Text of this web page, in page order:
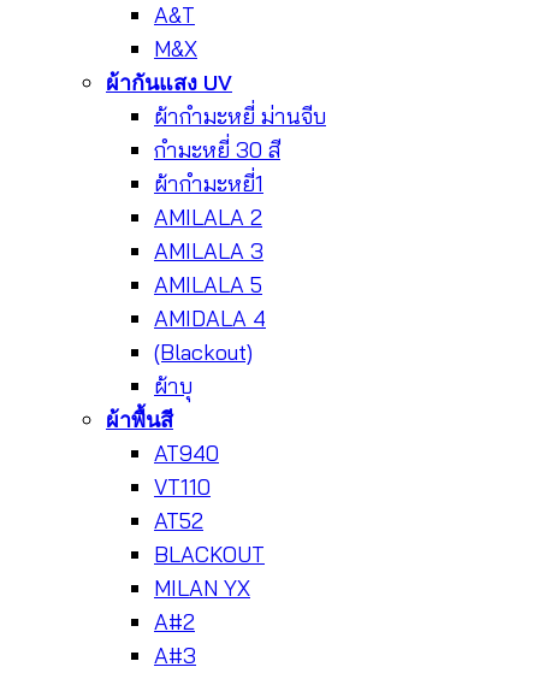
A&T
M&X
ผ้ากันแสง UV
ผ้ากำมะหยี่ ม่านจีบ
กำมะหยี่ 30 สี
ผ้ากำมะหยี่1
AMILALA 2
AMILALA 3
AMILALA 5
AMIDALA 4
(Blackout)
ผ้าบุ
ผ้าพื้นสี
AT940
VT110
AT52
BLACKOUT
MILAN YX
A#2
A#3